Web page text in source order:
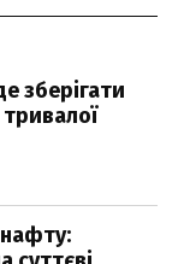
зберігати